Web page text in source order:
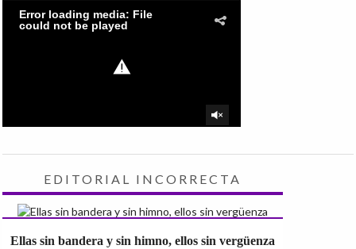
EDITORIAL INCORRECTA
Ellas sin bandera y sin himno, ellos sin vergüenza